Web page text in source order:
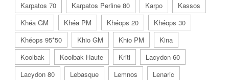
Karpatos 70
Karpatos Perline 80 Karpo
Kassos
Khéa GM
Khéa PM Khéops 20
Khéops 30
Khéops 95*50
Khio GM Khio PM
Kina
Koolbak
Koolbak Haute Kriti
Lacydon 60
Lacydon 80
Lebasque Lemnos
Lenaric